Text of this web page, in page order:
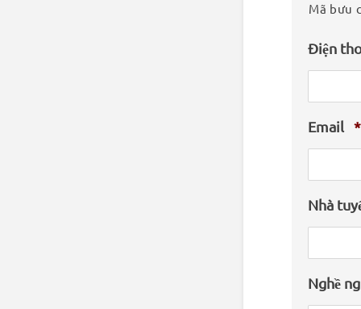
Mã bưu
Điện
Email *
Nhà
Nghề